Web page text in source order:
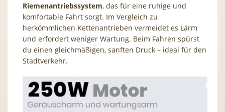
Riemenantriebssystem, das für eine ruhige und
komfortable Fahrt sorgt. Im Vergleich zu
herkömmlichen Kettenantrieben vermeidet es Lärm
und erfordert weniger Wartung. Beim Fahren spürst
du einen gleichmäßigen, sanften Druck – ideal für den
Stadtverkehr.